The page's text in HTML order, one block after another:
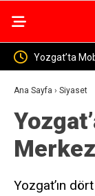
Mevsimlik İşçi
Ana Sayfa › Siyaset
Yozgat’ın